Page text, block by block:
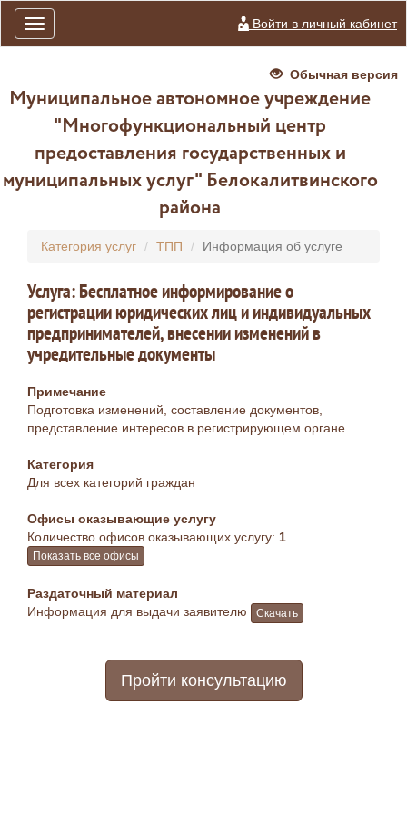
Toggle
navigation
Войти в личный кабинет
Обычная версия
Муниципальное автономное учреждение
"Многофункциональный центр
предоставления государственных и
муниципальных услуг" Белокалитвинского
района
Категория услуг ТПП Информация об услуге
Услуга: Бесплатное информирование о
регистрации юридических лиц и индивидуальных
предпринимателей, внесении изменений в
учредительные документы
Примечание
Подготовка изменений, составление документов,
представление интересов в регистрирующем органе
Категория
Для всех категорий граждан
Офисы оказывающие услугу
Количество офисов оказывающих услугу: 1
Показать все офисы
Раздаточный материал
Информация для выдачи заявителю
Скачать
Пройти консультацию